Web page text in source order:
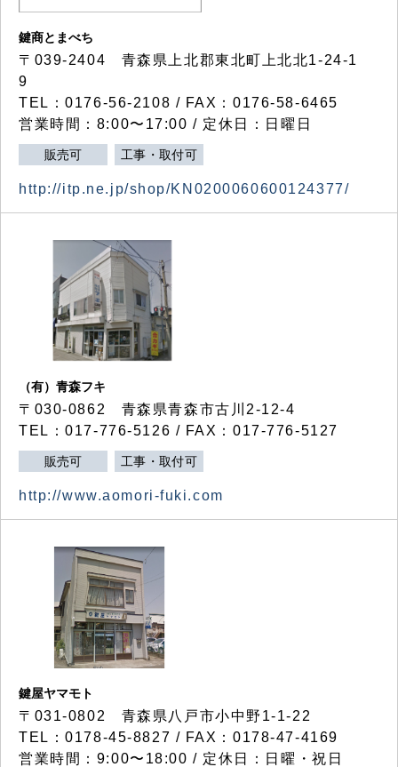
鍵商とまべち
〒039-2404 青森県上北郡東北町上北北1-24-1
9
TEL：0176-56-2108 / FAX：0176-58-6465
営業時間：8:00〜17:00 / 定休日：日曜日
販売可 工事・取付可
http://itp.ne.jp/shop/KN0200060600124377/
（有）青森フキ
〒030-0862 青森県青森市古川2-12-4
TEL：017-776-5126 / FAX：017-776-5127
販売可 工事・取付可
http://www.aomori-fuki.com
鍵屋ヤマモト
〒031-0802 青森県八戸市小中野1-1-22
TEL：0178-45-8827 / FAX：0178-47-4169
営業時間：9:00〜18:00 / 定休日：日曜・祝日